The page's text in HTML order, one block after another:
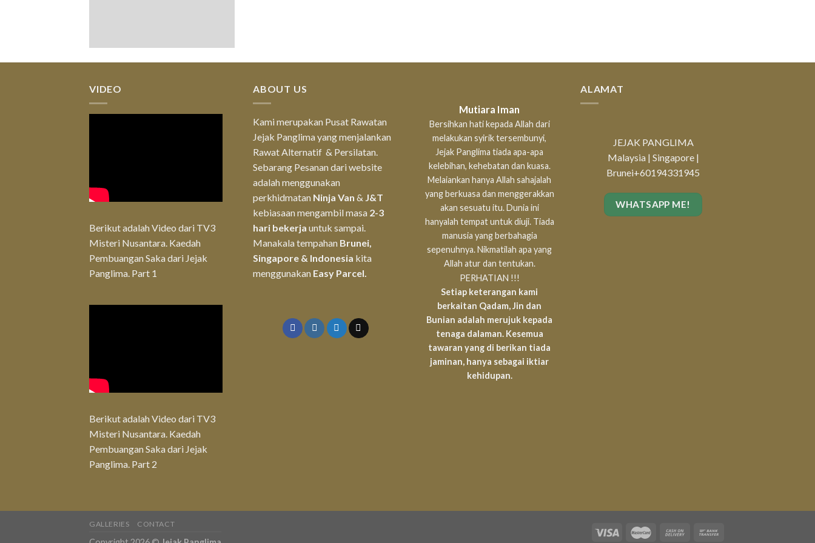
VIDEO
Berikut adalah Video dari TV3
Misteri Nusantara. Kaedah
Pembuangan Saka dari Jejak
Panglima. Part 1
Berikut adalah Video dari TV3
Misteri Nusantara. Kaedah
Pembuangan Saka dari Jejak
Panglima. Part 2
ABOUT US
Kami merupakan Pusat Rawatan
Jejak Panglima yang menjalankan
Rawat Alternatif & Persilatan.
Sebarang Pesanan dari website
adalah menggunakan
perkhidmatan Ninja Van & J&T
kebiasaan mengambil masa 2-3
hari bekerja untuk sampai.
Manakala tempahan Brunei,
Singapore & Indonesia kita
menggunakan Easy Parcel.
Mutiara Iman
Bersihkan hati kepada Allah dari
melakukan syirik tersembunyi,
Jejak Panglima tiada apa-apa
kelebihan, kehebatan dan kuasa.
Melaiankan hanya Allah sahajalah
yang berkuasa dan menggerakkan
akan sesuatu itu. Dunia ini
hanyalah tempat untuk diuji. Tiada
manusia yang berbahagia
sepenuhnya. Nikmatilah apa yang
Allah atur dan tentukan.
PERHATIAN !!!
Setiap keterangan kami
berkaitan Qadam, Jin dan
Bunian adalah merujuk kepada
tenaga dalaman. Kesemua
tawaran yang di berikan tiada
jaminan, hanya sebagai iktiar
kehidupan.
ALAMAT
JEJAK PANGLIMA
Malaysia | Singapore |
Brunei+60194331945
WHATSAPP ME!
GALLERIES CONTACT